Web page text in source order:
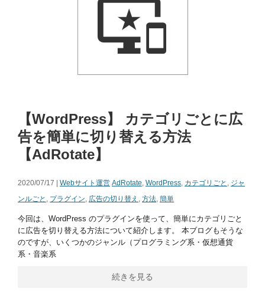
【WordPress】 カテゴリごとに広
告を簡単に切り替える方法
【AdRotate】
2020/07/17 | Webサイト運営 AdRotate, WordPress, カテゴリごと , ジャ
ンルごと , プラグイン, 広告の切り替え , 方法, 簡単
今回は、WordPress のプラグインを使って、簡単にカテゴリごと
に広告を切り替える方法について紹介します。 本ブログもそうな
のですが、いくつかのジャンル（プログラミング系・仮想通貨
系・音楽系
続きを見る